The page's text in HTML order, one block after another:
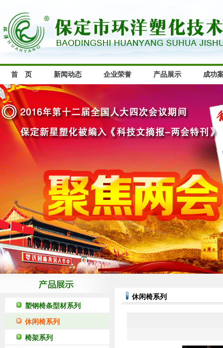
首 页 新闻动态 企业荣誉 产品展示 成功
塑钢椅条型材系列
休闲椅系列
椅架系列
休闲椅系列